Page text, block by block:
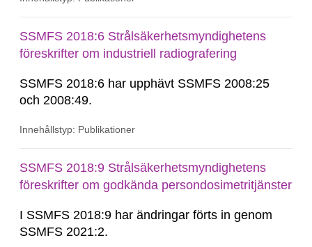
SSMFS 2018:6 Strålsäkerhetsmyndighetens
föreskrifter om industriell radiografering
SSMFS 2018:6 har upphävt SSMFS 2008:25
och 2008:49.
Innehållstyp: Publikationer
SSMFS 2018:9 Strålsäkerhetsmyndighetens
föreskrifter om godkända persondosimetritjänster
I SSMFS 2018:9 har ändringar förts in genom
SSMFS 2021:2.